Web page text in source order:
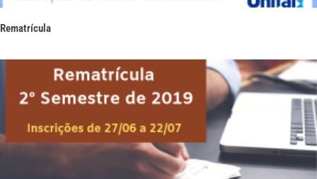
Rematrícula